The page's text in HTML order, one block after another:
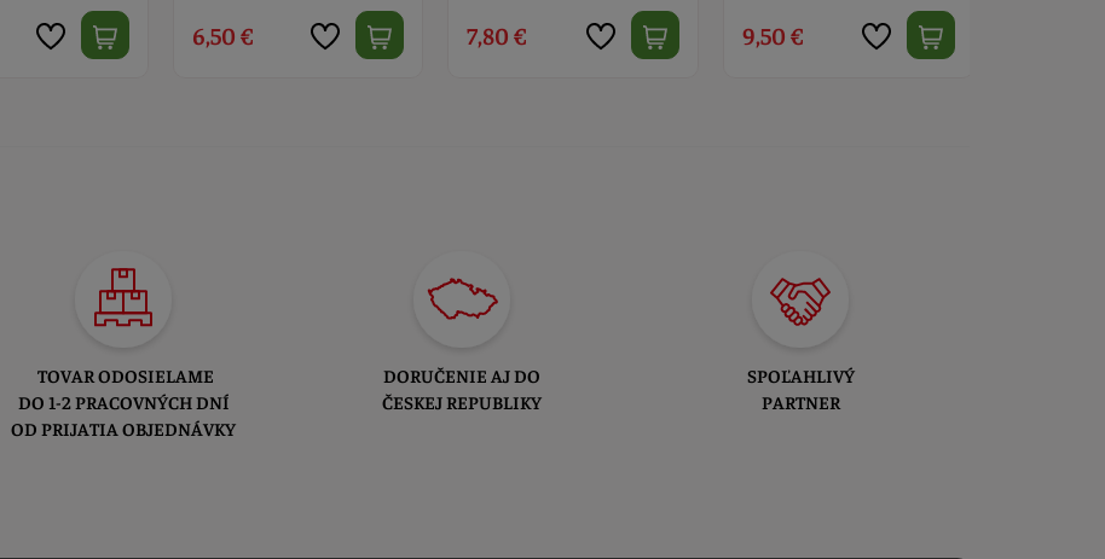
6,50 € 7,80 € 9,50 €
TOVAR ODOSIELAME
DO 1-2 PRACOVNÝCH DNÍ
OD PRIJATIA OBJEDNÁVKY
DORUČENIE AJ DO
ČESKEJ REPUBLIKY
SPOĽAHLIVÝ
PARTNER